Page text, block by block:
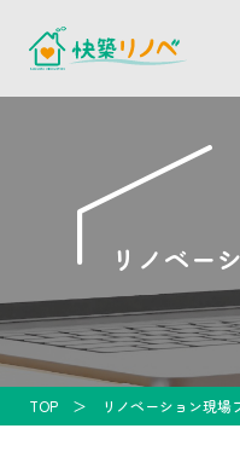
リノベー
TOP リノベーション現場